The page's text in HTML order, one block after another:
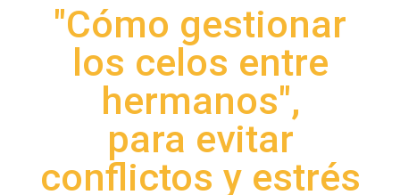
"Cómo gestionar
los celos entre
hermanos",
para evitar
conflictos y estrés